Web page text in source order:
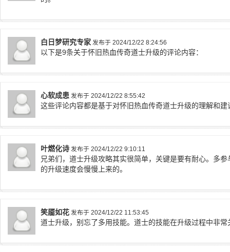
白日梦研究专家 发布于 2024/12/22 8:24:56
以下是9条关于怀旧热血传奇道士升级的评论内容：
心软成患 发布于 2024/12/22 8:55:42
这些评论内容都是基于对怀旧热血传奇道士升级的理解和
叶燃化诗 发布于 2024/12/22 9:10:11
兄弟们，道士升级攻略其实很简单，关键是要有耐心。多
的升级速度会慢慢上来的。
笑靥如花 发布于 2024/12/22 11:53:45
道士升级，别忘了多用技能。道士的技能在升级过程中非